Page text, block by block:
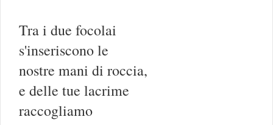
Tra i due focolai
s'inseriscono le
nostre mani di roccia,
e delle tue lacrime
raccogliamo